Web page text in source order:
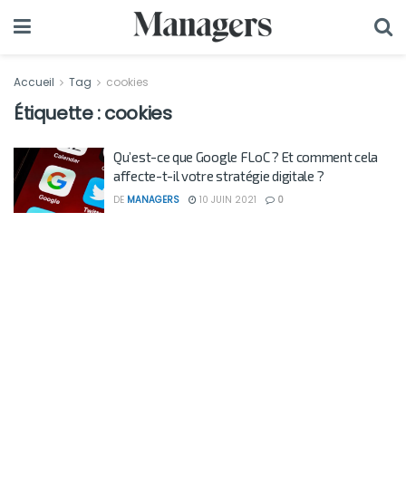
Accueil Tag cookies
Étiquette :cookies
Qu’est-ce que Google FLoC ? Et comment cela
affecte-t-il votre stratégie digitale ?
DE MANAGERS 10 JUIN 2021 0